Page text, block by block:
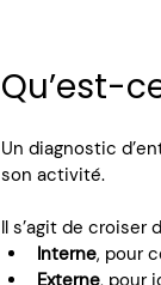
Qu’est-
Un diagnostic
son activité.
Il s’agit de croiser
Interne, pour